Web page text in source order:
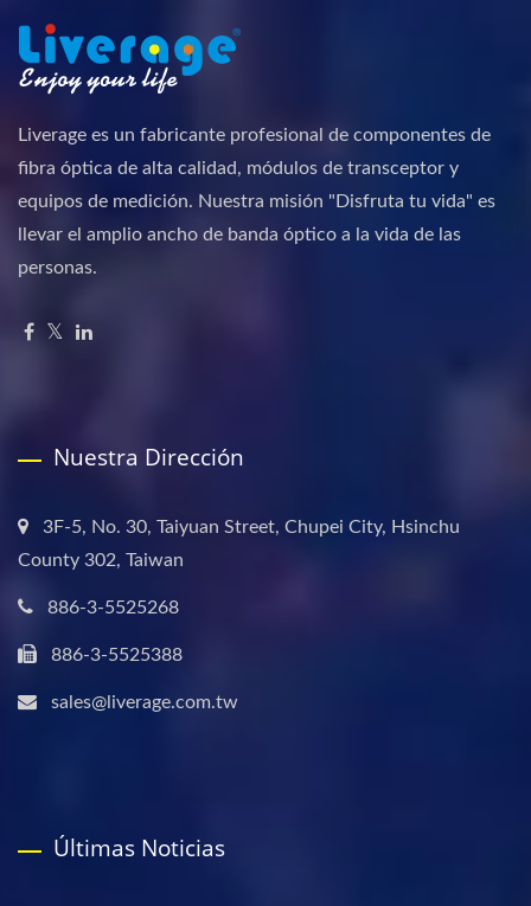
Liverage es un fabricante profesional de componentes de
fibra óptica de alta calidad, módulos de transceptor y
equipos de medición. Nuestra misión "Disfruta tu vida" es
llevar el amplio ancho de banda óptico a la vida de las
personas.
Nuestra Dirección
3F-5, No. 30, Taiyuan Street, Chupei City, Hsinchu
County 302, Taiwan
886-3-5525268
886-3-5525388
sales@liverage.com.tw
Últimas Noticias